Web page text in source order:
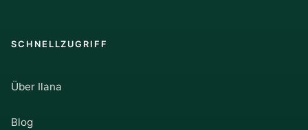
SCHNELLZUGRIFF
Über Ilana
Blog